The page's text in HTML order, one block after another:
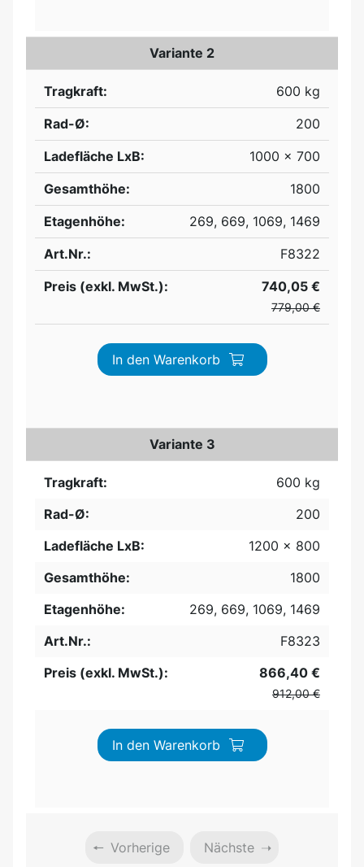
Variante 2
Tragkraft:
600 kg
Rad-Ø:
200
Ladefläche LxB:
1000 x 700
Gesamthöhe:
1800
Etagenhöhe:
269, 669, 1069, 1469
Art.Nr.:
F8322
Preis (exkl. MwSt.):
740,05 €
779,00 €
In den Warenkorb
Variante 3
Tragkraft:
600 kg
Rad-Ø:
200
Ladefläche LxB:
1200 x 800
Gesamthöhe:
1800
Etagenhöhe:
269, 669, 1069, 1469
Art.Nr.:
F8323
Preis (exkl. MwSt.):
866,40 €
912,00 €
In den Warenkorb
Vorherige Nächste